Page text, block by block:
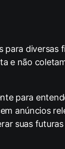
diversas
e não
para
anúncios
suas